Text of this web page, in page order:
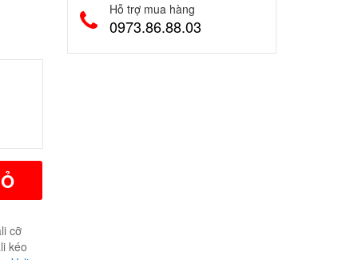
cỡ
kéo
Hỗ trợ mua hàng
0973.86.88.03